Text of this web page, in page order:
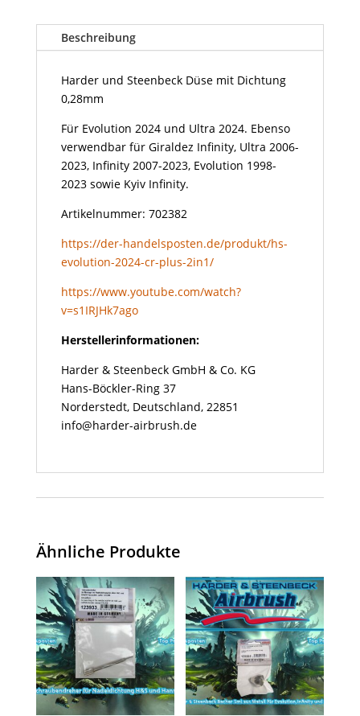
Dichtung
0,28mm
Menge
Beschreibung
Harder und Steenbeck Düse mit Dichtung
0,28mm
Für Evolution 2024 und Ultra 2024. Ebenso
verwendbar für Giraldez Infinity, Ultra 2006-
2023, Infinity 2007-2023, Evolution 1998-
2023 sowie Kyiv Infinity.
Artikelnummer: 702382
https://der-handelsposten.de/produkt/hs-
evolution-2024-cr-plus-2in1/
https://www.youtube.com/watch?
v=s1IRJHk7ago
Herstellerinformationen:
Harder & Steenbeck GmbH & Co. KG
Hans-Böckler-Ring 37
Norderstedt, Deutschland, 22851
info@harder-airbrush.de
Ähnliche Produkte